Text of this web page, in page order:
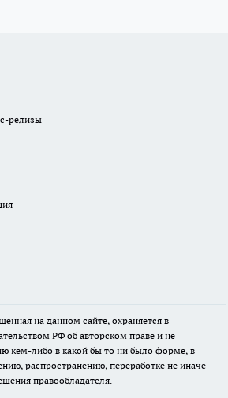
релизы
на данном сайте, охраняется в
РФ об авторском праве и не
кем-либо в какой бы то ни было форме, в
распространению, переработке не иначе
правообладателя.